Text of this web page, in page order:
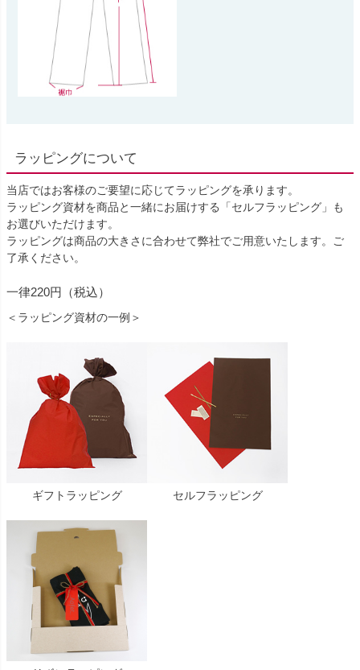
ラッピングについて
当店ではお客様のご要望に応じてラッピングを承ります。
ラッピング資材を商品と一緒にお届けする「セルフラッピング」も
お選びいただけます。
ラッピングは商品の大きさに合わせて弊社でご用意いたします。ご
了承ください。
一律220円（税込）
＜ラッピング資材の一例＞
ギフトラッピング セルフラッピング